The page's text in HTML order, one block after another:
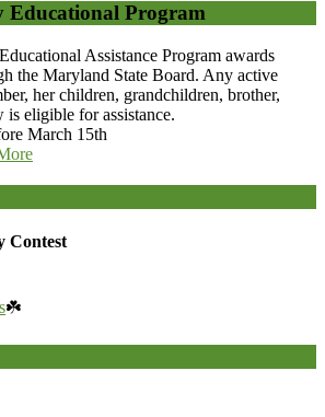
Educational Program
Assistance Program awards
the Maryland State Board. Any active
her children, grandchildren, brother,
is eligible for assistance.
March 15th
Contest
☘️